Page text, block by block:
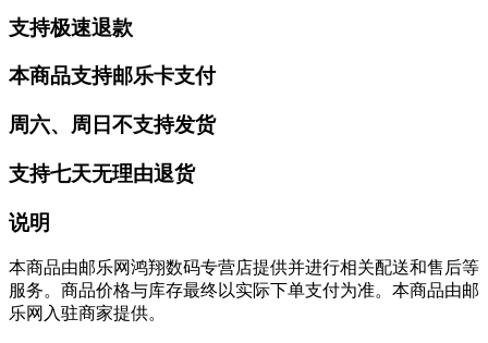
支持极速退款
本商品支持邮乐卡支付
周六、周日不支持发货
支持七天无理由退货
说明
本商品由邮乐网鸿翔数码专营店提供并进行相关配送和售后等
服务。商品价格与库存最终以实际下单支付为准。本商品由邮
乐网入驻商家提供。